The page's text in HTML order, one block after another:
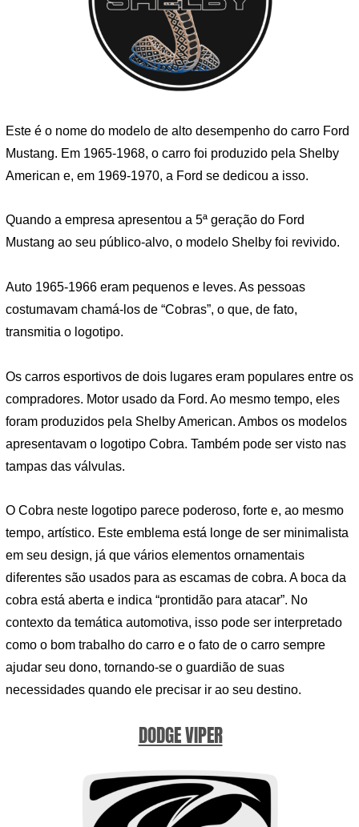
Este é o nome do modelo de alto desempenho do carro Ford
Mustang. Em 1965-1968, o carro foi produzido pela Shelby
American e, em 1969-1970, a Ford se dedicou a isso.
Quando a empresa apresentou a 5ª geração do Ford
Mustang ao seu público-alvo, o modelo Shelby foi revivido.
Auto 1965-1966 eram pequenos e leves. As pessoas
costumavam chamá-los de “Cobras”, o que, de fato,
transmitia o logotipo.
Os carros esportivos de dois lugares eram populares entre os
compradores. Motor usado da Ford. Ao mesmo tempo, eles
foram produzidos pela Shelby American. Ambos os modelos
apresentavam o logotipo Cobra. Também pode ser visto nas
tampas das válvulas.
O Cobra neste logotipo parece poderoso, forte e, ao mesmo
tempo, artístico. Este emblema está longe de ser minimalista
em seu design, já que vários elementos ornamentais
diferentes são usados ​​para as escamas de cobra. A boca da
cobra está aberta e indica “prontidão para atacar”. No
contexto da temática automotiva, isso pode ser interpretado
como o bom trabalho do carro e o fato de o carro sempre
ajudar seu dono, tornando-se o guardião de suas
necessidades quando ele precisar ir ao seu destino.
DODGE VIPER